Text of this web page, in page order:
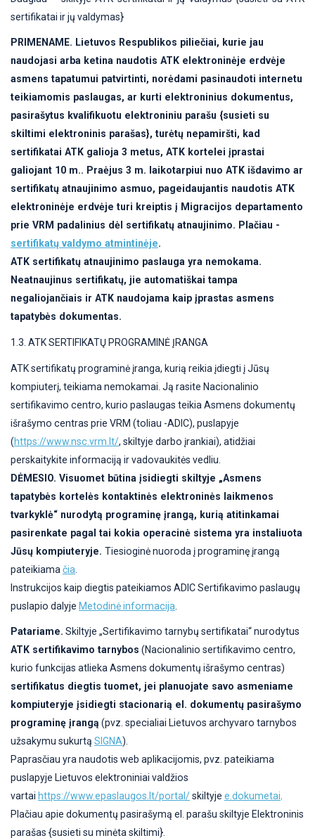
sertifikatai ir jų valdymas}
PRIMENAME. Lietuvos Respublikos piliečiai, kurie jau
naudojasi arba ketina naudotis ATK elektroninėje erdvėje
asmens tapatumui patvirtinti, norėdami pasinaudoti internetu
teikiamomis paslaugas, ar kurti elektroninius dokumentus,
pasirašytus kvalifikuotu elektroniniu parašu {susieti su
skiltimi elektroninis parašas}, turėtų nepamiršti, kad
sertifikatai ATK galioja 3 metus, ATK kortelei įprastai
galiojant 10 m.. Praėjus 3 m. laikotarpiui nuo ATK išdavimo ar
sertifikatų atnaujinimo asmuo, pageidaujantis naudotis ATK
elektroninėje erdvėje turi kreiptis į Migracijos departamento
prie VRM padalinius dėl sertifikatų atnaujinimo. Plačiau -
sertifikatų valdymo atmintinėje.
ATK sertifikatų atnaujinimo paslauga yra nemokama.
Neatnaujinus sertifikatų, jie automatiškai tampa
negaliojančiais ir ATK naudojama kaip įprastas asmens
tapatybės dokumentas.
1.3. ATK SERTIFIKATŲ PROGRAMINĖ ĮRANGA
ATK sertifikatų programinė įranga, kurią reikia įdiegti į Jūsų
kompiuterį, teikiama nemokamai. Ją rasite Nacionalinio
sertifikavimo centro, kurio paslaugas teikia Asmens dokumentų
išrašymo centras prie VRM (toliau -ADIC), puslapyje
(https://www.nsc.vrm.lt/, skiltyje darbo įrankiai), atidžiai
perskaitykite informaciją ir vadovaukitės vedliu.
DĖMESIO. Visuomet būtina įsidiegti skiltyje „Asmens
tapatybės kortelės kontaktinės elektroninės laikmenos
tvarkyklė“ nurodytą programinę įrangą, kurią atitinkamai
pasirenkate pagal tai kokia operacinė sistema yra instaliuota
Jūsų kompiuteryje. Tiesioginė nuoroda į programinę įrangą
pateikiama čia
Instrukcijos kaip diegtis pateikiamos ADIC Sertifikavimo paslaugų
puslapio dalyje Metodinė informacija
Patariame. Skiltyje „Sertifikavimo tarnybų sertifikatai“ nurodytus
ATK sertifikavimo tarnybos (Nacionalinio sertifikavimo centro,
kurio funkcijas atlieka Asmens dokumentų išrašymo centras)
sertifikatus diegtis tuomet, jei planuojate savo asmeniame
kompiuteryje įsidiegti stacionarią el. dokumentų pasirašymo
programinę įrangą (pvz. specialiai Lietuvos archyvaro tarnybos
užsakymu sukurtą SIGNA).
Paprasčiau yra naudotis web aplikacijomis, pvz. pateikiama
puslapyje Lietuvos elektroniniai valdžios
vartai https://www.epaslaugos.lt/portal/skiltyje e.dokumetai.
Plačiau apie dokumentų pasirašymą el. parašu skiltyje Elektroninis
parašas {susieti su minėta skiltimi}.